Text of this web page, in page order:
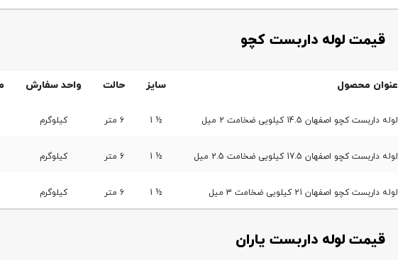
قیمت لوله داربست کچو
عنوان محصول سایز حالت واحد سفارش
لوله داربست کچو اصفهان 14.5 کیلویی ضخامت 2 میل ½ 1 6 متر کیلوگرم
لوله داربست کچو اصفهان 17.5 کیلویی ضخامت 2.5 میل ½ 1 6 متر کیلوگرم
لوله داربست کچو اصفهان 21 کیلویی ضخامت 3 میل ½ 1 6 متر کیلوگرم
قیمت لوله داربست یاران